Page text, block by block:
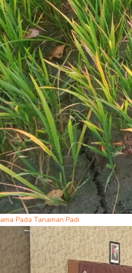
Pada Tanaman Padi